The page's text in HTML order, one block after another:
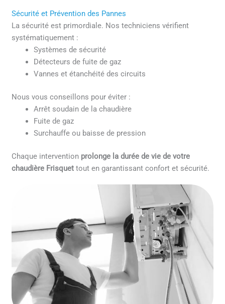
Sécurité et Prévention des Pannes
La sécurité est primordiale. Nos techniciens vérifient
systématiquement :
Systèmes de sécurité
Détecteurs de fuite de gaz
Vannes et étanchéité des circuits
Nous vous conseillons pour éviter :
Arrêt soudain de la chaudière
Fuite de gaz
Surchauffe ou baisse de pression
Chaque intervention prolonge la durée de vie de votre
chaudière Frisquet tout en garantissant confort et sécurité.